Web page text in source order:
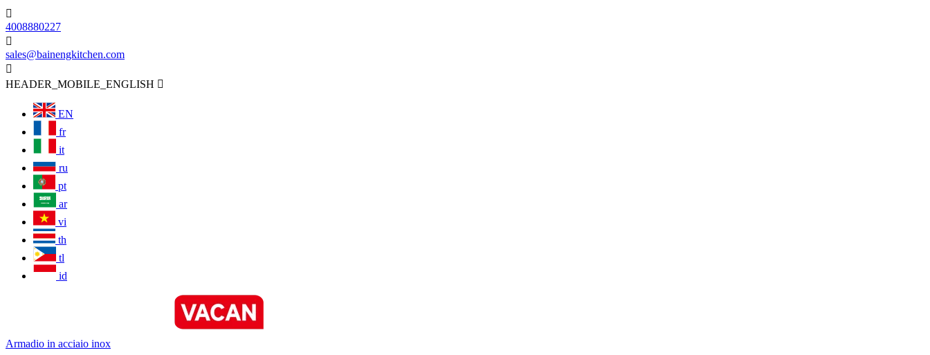

4008880227

sales@bainengkitchen.com

HEADER_MOBILE_ENGLISH 
EN
fr
it
ru
pt
ar
vi
th
tl
id
Armadio in acciaio inox